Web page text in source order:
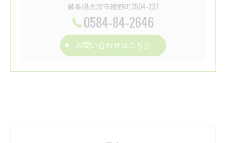
岐阜県大垣市綾野町3504-227
0584-84-2646
お問い合わせはこちら